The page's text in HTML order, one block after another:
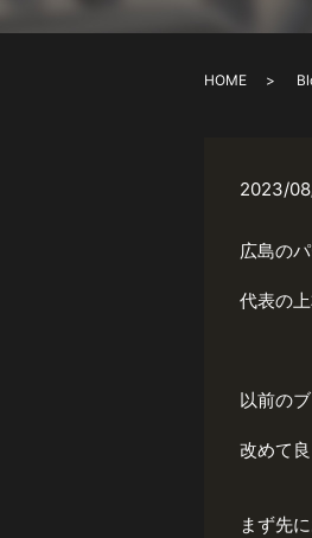
HOME
2023/
広島の
代表の上
以前の
改めて
まず先